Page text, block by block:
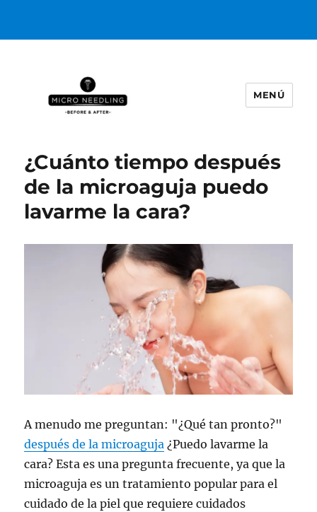
MENÚ
¿Cuánto tiempo después
de la microaguja puedo
lavarme la cara?
A menudo me preguntan: "¿Qué tan pronto?"
después de la microaguja ¿Puedo lavarme la
cara? Esta es una pregunta frecuente, ya que la
microaguja es un tratamiento popular para el
cuidado de la piel que requiere cuidados